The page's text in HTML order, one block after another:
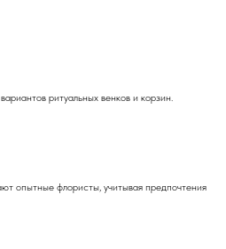
ритуальных венков и корзин.
опытные флористы, учитывая предпочтения